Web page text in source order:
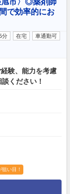
で効率的にお
分 在宅
車通勤可
験、能力を考慮
ください！
狙い目！